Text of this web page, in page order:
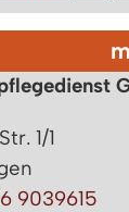
1/1
9039615